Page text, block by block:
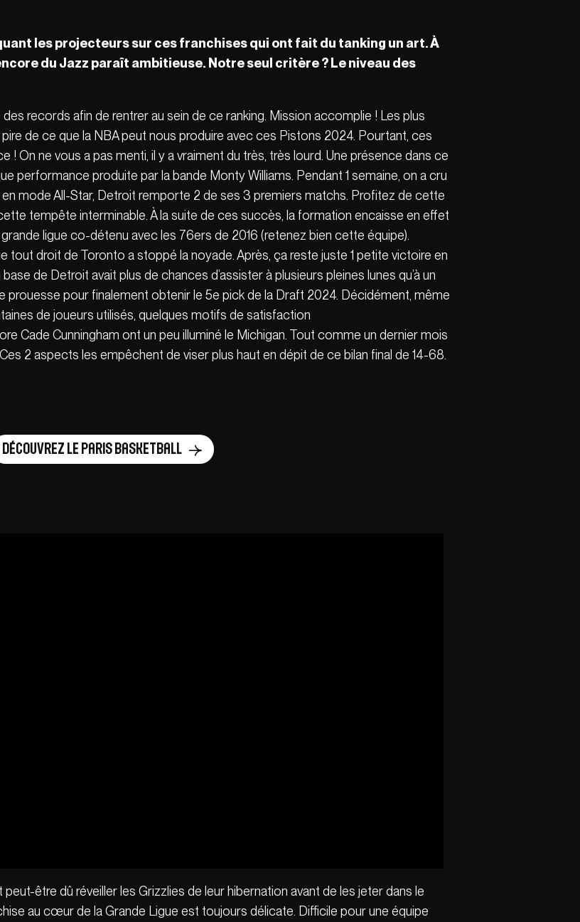
les projecteurs sur ces franchises qui ont fait du tanking un art. À
du Jazz paraît ambitieuse. Notre seul critère ? Le niveau des
des records afin de rentrer au sein de ce ranking. Mission accomplie ! Les plus
de ce que la NBA peut nous produire avec ces Pistons 2024. Pourtant, ces
! On ne vous a pas menti, il y a vraiment du très, très lourd. Une présence dans ce
performance produite par la bande Monty Williams. Pendant 1 semaine, on a cru
mode All-Star, Detroit remporte 2 de ses 3 premiers matchs. Profitez de cette
tempête interminable. À la suite de ces succès, la formation encaisse en effet
ligue co-détenu avec les 76ers de 2016 (retenez bien cette équipe).
tout droit de Toronto a stoppé la noyade. Après, ça reste juste 1 petite victoire en
de Detroit avait plus de chances d’assister à plusieurs pleines lunes qu’à un
prouesse pour finalement obtenir le 5e pick de la Draft 2024. Décidément, même
de joueurs utilisés, quelques motifs de satisfaction
Cade Cunningham ont un peu illuminé le Michigan. Tout comme un dernier mois
2 aspects les empêchent de viser plus haut en dépit de ce bilan final de 14-68.
Découvrez le Paris Basketball
peut-être dû réveiller les Grizzlies de leur hibernation avant de les jeter dans le
au cœur de la Grande Ligue est toujours délicate. Difficile pour une équipe